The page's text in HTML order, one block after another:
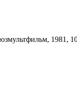
1981,